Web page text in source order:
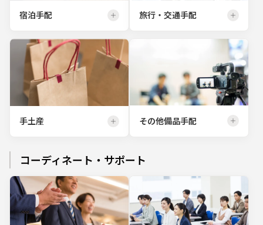
宿泊手配 旅行・交通手配
手土産 その他備品手配
コーディネート・サポート